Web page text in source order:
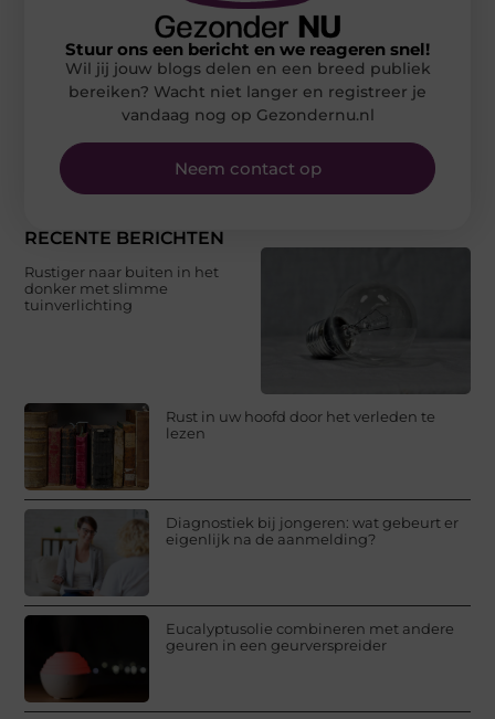
RECENTE BERICHTEN
Rustiger naar buiten in het
donker met slimme
tuinverlichting
Rust in uw hoofd door het verleden te
lezen
Diagnostiek bij jongeren: wat gebeurt er
eigenlijk na de aanmelding?
Eucalyptusolie combineren met andere
geuren in een geurverspreider
Stuur ons een bericht en we reageren snel!
Wil jij jouw blogs delen en een breed publiek
bereiken? Wacht niet langer en registreer je
vandaag nog op Gezondernu.nl
Neem contact op